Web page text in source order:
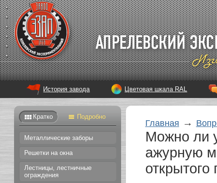
История завода Цветовая шкала RAL
Кратко Подробно
Металлические заборы
Решетки на окна
Лестницы, лестничные
ограждения
Главная →
Можно ли
ажурную